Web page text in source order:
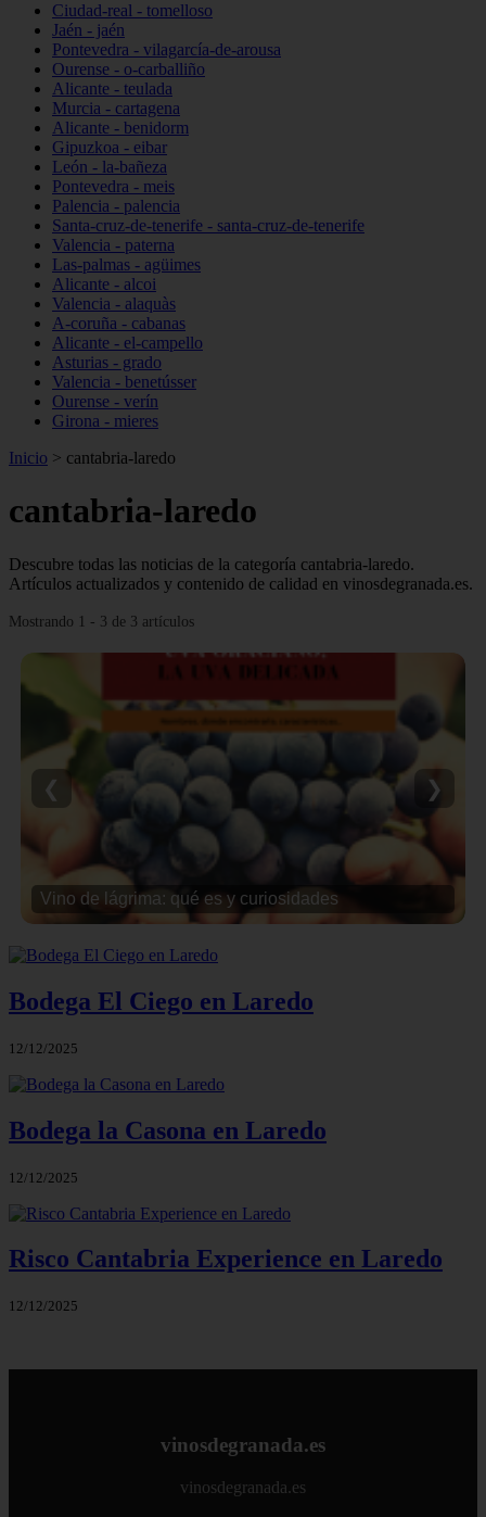
Ciudad-real - tomelloso
Jaén - jaén
Pontevedra - vilagarcía-de-arousa
Ourense - o-carballiño
Alicante - teulada
Murcia - cartagena
Alicante - benidorm
Gipuzkoa - eibar
León - la-bañeza
Pontevedra - meis
Palencia - palencia
Santa-cruz-de-tenerife - santa-cruz-de-tenerife
Valencia - paterna
Las-palmas - agüimes
Alicante - alcoi
Valencia - alaquàs
A-coruña - cabanas
Alicante - el-campello
Asturias - grado
Valencia - benetússer
Ourense - verín
Girona - mieres
Inicio > cantabria-laredo
cantabria-laredo
Descubre todas las noticias de la categoría cantabria-laredo.
Artículos actualizados y contenido de calidad en vinosdegranada.es.
Mostrando 1 - 3 de 3 artículos
Vino de lágrima: qué es y curiosidades
❮ ❯
Bodega El Ciego en Laredo
12/12/2025
Bodega la Casona en Laredo
12/12/2025
Risco Cantabria Experience en Laredo
12/12/2025
vinosdegranada.es
vinosdegranada.es